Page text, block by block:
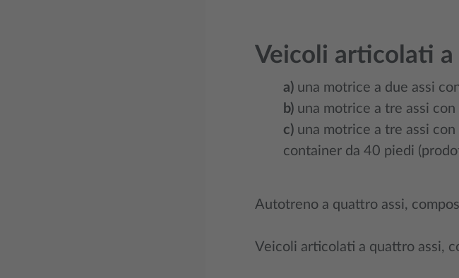
Veicoli articolati a
a) una motrice a due assi
b)una motrice a tre assi
c) una motrice a tre assi
container da 40 piedi
Autotreno a quattro assi,
Veicoli articolati a quattro assi,